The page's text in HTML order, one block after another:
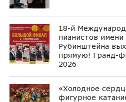
18-й
пианистов
Рубинштейна
прямую! Гранд-
2026
«Холодное
фигурное